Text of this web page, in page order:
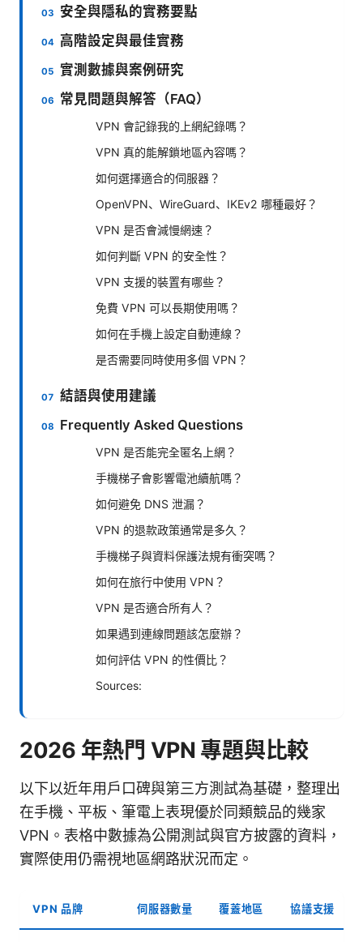
安全與隱私的實務要點
高階設定與最佳實務
實測數據與案例研究
常見問題與解答（FAQ）
VPN 會記錄我的上網紀錄嗎？
VPN 真的能解鎖地區內容嗎？
如何選擇適合的伺服器？
OpenVPN、WireGuard、IKEv2 哪種最好？
VPN 是否會減慢網速？
如何判斷 VPN 的安全性？
VPN 支援的裝置有哪些？
免費 VPN 可以長期使用嗎？
如何在手機上設定自動連線？
是否需要同時使用多個 VPN？
結語與使用建議
Frequently Asked Questions
VPN 是否能完全匿名上網？
手機梯子會影響電池續航嗎？
如何避免 DNS 泄漏？
VPN 的退款政策通常是多久？
手機梯子與資料保護法規有衝突嗎？
如何在旅行中使用 VPN？
VPN 是否適合所有人？
如果遇到連線問題該怎麼辦？
如何評估 VPN 的性價比？
Sources:
2026 年熱門 VPN 專題與比較
以下以近年用戶口碑與第三方測試為基礎，整理出
在手機、平板、筆電上表現優於同類競品的幾家
VPN。表格中數據為公開測試與官方披露的資料，
實際使用仍需視地區網路狀況而定。
VPN 品牌 伺服器數量 覆蓋地區 協議支援